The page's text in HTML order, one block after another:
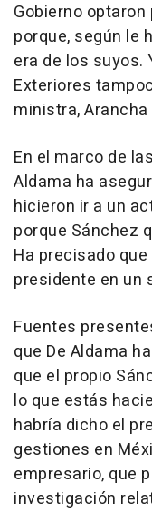
Gobierno
porque, según le
era de los suyos.
Exteriores
ministra,
En el marco de
Aldama ha
hicieron ir a un
porque Sánchez
Ha precisado
presidente en un
Fuentes
que De Aldama
que el propio
lo que estás
habría dicho el
gestiones en
empresario, que
investigación